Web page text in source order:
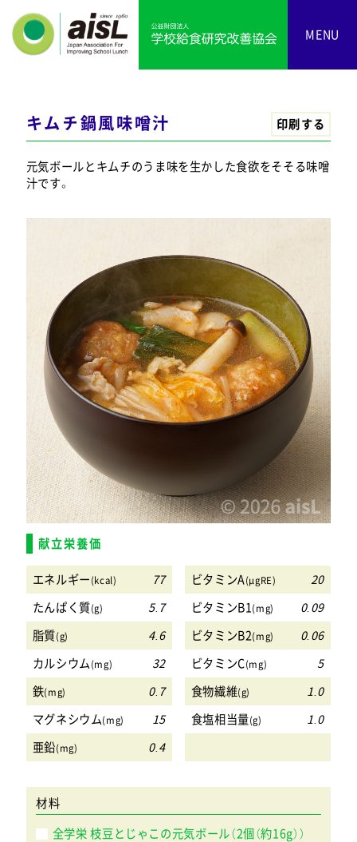
MENU
キムチ鍋風味噌汁 印刷する
元気ボールとキムチのうま味を生かした食欲をそそる味噌
汁です。
献立栄養価
エネルギー(kcal) 77 ビタミンA(μgRE)
20
たんぱく質(g) 5.7 ビタミンB1(mg)
0.09
脂質(g) 4.6 ビタミンB2(mg)
0.06
カルシウム(mg) 32 ビタミンC(mg)
5
鉄(mg) 0.7 食物繊維(g)
1.0
マグネシウム(mg) 15 食塩相当量(g)
1.0
亜鉛(mg) 0.4
材料
全学栄 枝豆とじゃこの元気ボール（2個（約16g））